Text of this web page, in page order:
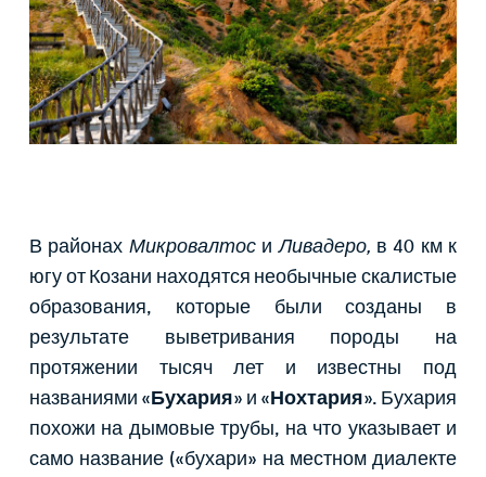
В районах Микровалтос иЛивадеро, в 40 км к
югу от Козани находятся необычные скалистые
образования, которые были созданы в
результате выветривания породы на
протяжении тысяч лет и известны под
названиями «Бухария» и «Нохтария». Бухария
похожи на дымовые трубы, на что указывает и
само название («бухари» на местном диалекте